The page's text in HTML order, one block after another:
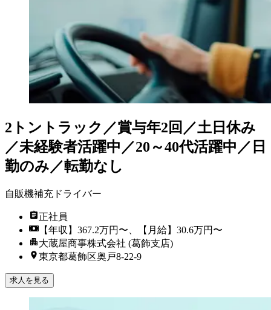
2トントラック／賞与年2回／土日休み
／未経験者活躍中／20～40代活躍中／日
勤のみ／転勤なし
自販機補充ドライバー
正社員
【年収】367.2万円〜、【月給】30.6万円〜
大蔵屋商事株式会社 (葛飾支店)
東京都葛飾区奥戸8-22-9
求人を見る